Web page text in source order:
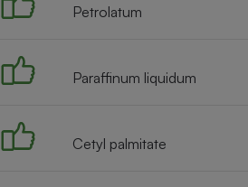
Petrolatum
Paraffinum liquidum
Cetyl palmitate